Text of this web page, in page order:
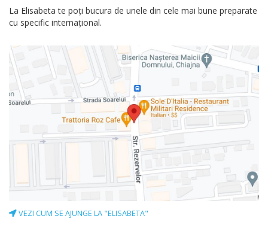
La Elisabeta te poți bucura de unele din cele mai bune preparate
cu specific internațional.
VEZI CUM SE AJUNGE LA "ELISABETA"